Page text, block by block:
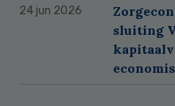
24 jun 2026
sluiting